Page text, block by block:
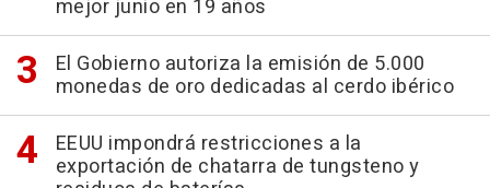
mejor junio en 19 años
El Gobierno autoriza la emisión de 5.000
monedas de oro dedicadas al cerdo ibérico
EEUU impondrá restricciones a la
exportación de chatarra de tungsteno y